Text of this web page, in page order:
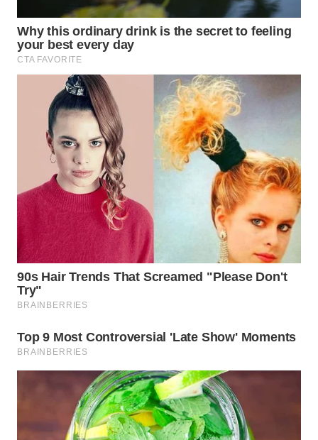
WN
DANAU
TOBA
WN
LANGKAT
WN
TAPANULI
SELATAN
WN
TANJUNG
LESUNG
KARO
SIMALUNGUN
WN